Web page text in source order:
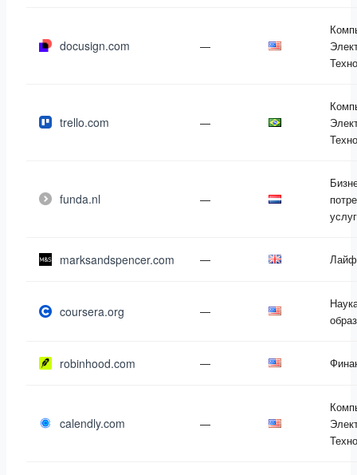
docusign.com —
trello.com —
funda.nl —
marksandspencer.com —
coursera.org —
robinhood.com —
calendly.com —